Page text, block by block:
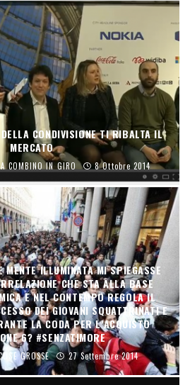
DELLA CONDIVISIONE TI RIBALTA IL
MERCATO
COMBINO IN GIRO 8 Ottobre 2014
MENTE ILLUMINATA MI SPIEGASSE
CHE STA ALLA BASE
E NEL CONTEMPO REGOLA IL
DEI GIOVANI SQUATTRINATI E
LA CODA PER L’ACQUISTO
6? #SENZATIMORE
GROSSE 27 Settembre 2014